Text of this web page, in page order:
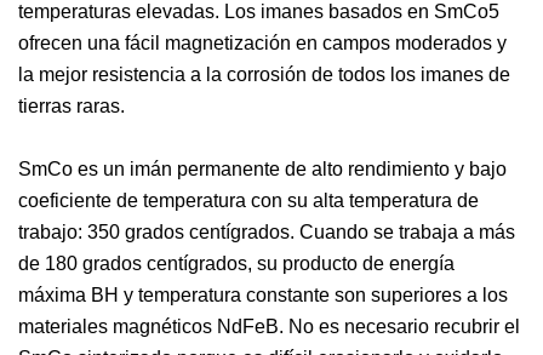
temperaturas elevadas. Los imanes basados ​​en SmCo5
ofrecen una fácil magnetización en campos moderados y
la mejor resistencia a la corrosión de todos los imanes de
tierras raras.
SmCo es un imán permanente de alto rendimiento y bajo
coeficiente de temperatura con su alta temperatura de
trabajo: 350 grados centígrados. Cuando se trabaja a más
de 180 grados centígrados, su producto de energía
máxima BH y temperatura constante son superiores a los
materiales magnéticos NdFeB. No es necesario recubrir el